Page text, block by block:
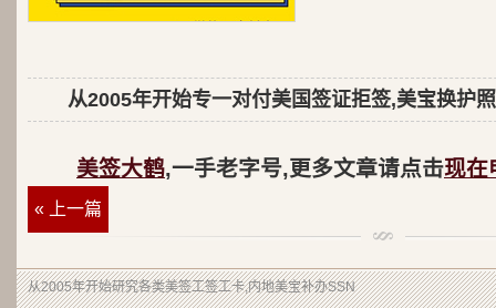
从2005年开始专一对付美国签证拒签,美宝换护
美签大鹤,一手老字号,更多文章请点击现在
« 上一篇
从2005年开始研究各类美签工签工卡,内地美宝补办SSN